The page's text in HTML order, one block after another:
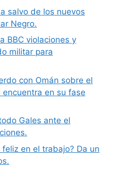
salvo de los nuevos
Negro.
BBC violaciones y
militar para
con Omán sobre el
en su fase
Gales ante el
en el trabajo? Da un